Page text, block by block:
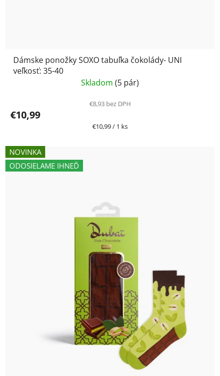
Dámske ponožky SOXO tabuľka čokolády- UNI
veľkosť: 35-40
Skladom (5 pár)
€8,93 bez DPH
€10,99
Jednotková
€10,99 / 1 ks
NOVINKA
ODOSIELAME IHNEĎ